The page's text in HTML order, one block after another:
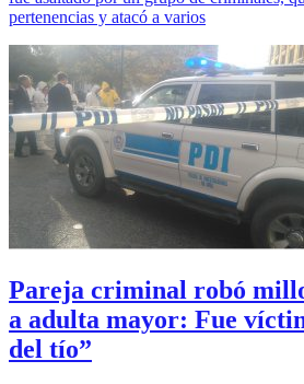
pertenencias y atacó a varios
Pareja criminal robó
a adulta mayor: Fue
del tío”